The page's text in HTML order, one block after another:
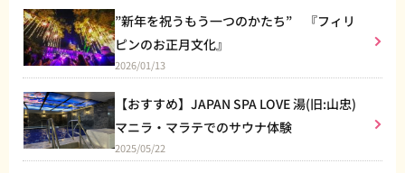
”新年を祝うもう一つのかたち” 『フィリ
ピンのお正月文化』
2026/01/13
【おすすめ】JAPAN SPA LOVE 湯(旧:山忠)
マニラ・マラテでのサウナ体験
2025/05/22